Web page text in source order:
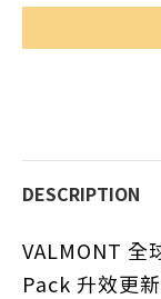
DESCRIPTION
VALMONT
Pack 升效更